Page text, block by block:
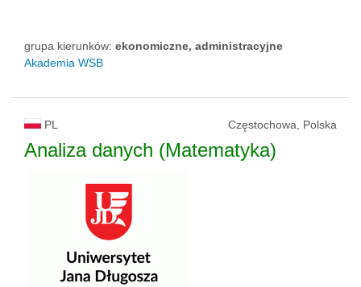
grupa kierunków: ekonomiczne, administracyjne
Akademia WSB
PL Częstochowa, Polska
Analiza danych (Matematyka)